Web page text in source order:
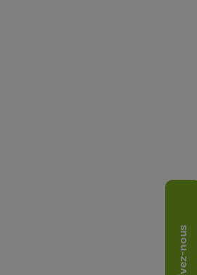
Suivez-nous